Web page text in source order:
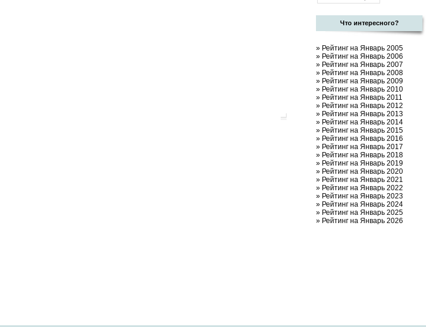
Что интересного?
» Рейтинг на Январь 2005
» Рейтинг на Январь 2006
» Рейтинг на Январь 2007
» Рейтинг на Январь 2008
» Рейтинг на Январь 2009
» Рейтинг на Январь 2010
» Рейтинг на Январь 2011
» Рейтинг на Январь 2012
» Рейтинг на Январь 2013
» Рейтинг на Январь 2014
» Рейтинг на Январь 2015
» Рейтинг на Январь 2016
» Рейтинг на Январь 2017
» Рейтинг на Январь 2018
» Рейтинг на Январь 2019
» Рейтинг на Январь 2020
» Рейтинг на Январь 2021
» Рейтинг на Январь 2022
» Рейтинг на Январь 2023
» Рейтинг на Январь 2024
» Рейтинг на Январь 2025
» Рейтинг на Январь 2026